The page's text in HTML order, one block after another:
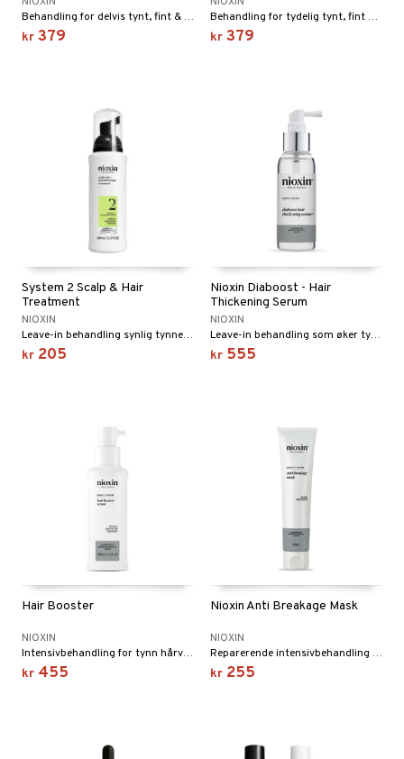
Behandling for delvis tynt, fint & ubehandlet hår.
kr 379
Behandling for tydelig tynt, fint & kjemisk behandlet hår fra Nioxin.
kr 379
System 2 Scalp & Hair
Treatment
NIOXIN
Leave-in behandling synlig tynnere og ubehandlet hår.
kr 205
Nioxin Diaboost - Hair
Thickening Serum
NIOXIN
Leave-in behandling som øker tykkelsen til håret ditt, fra Nioxin
kr 555
Hair Booster
NIOXIN
Intensivbehandling for tynn hårvekst fra Nioxin.
kr 455
Nioxin Anti Breakage Mask
NIOXIN
Reparerende intensivbehandling som beskytter farget hår.
kr 255